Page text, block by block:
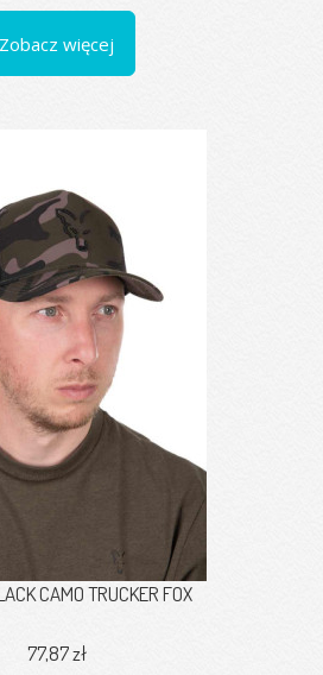
Zobacz więcej
CAMO TRUCKER FOX
77,87 zł